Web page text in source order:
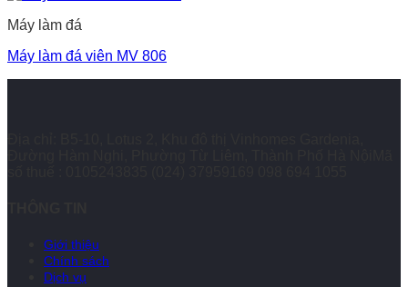
Máy làm đá
Máy làm đá viên MV 806
Giới thiệu
Chính sách
Dịch vụ